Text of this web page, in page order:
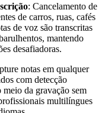
: Cancelamento de
de carros, ruas, cafés
de voz são transcritas
mantendo
desafiadoras.
notas em qualquer
com detecção
da gravação sem
multilíngues